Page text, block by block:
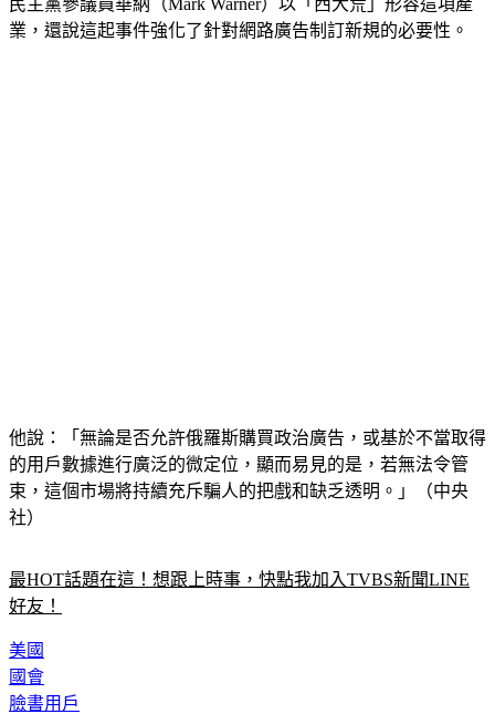
民主黨參議員華納（Mark Warner）以「西大荒」形容這項產
業，還說這起事件強化了針對網路廣告制訂新規的必要性。
他說：「無論是否允許俄羅斯購買政治廣告，或基於不當取得
的用戶數據進行廣泛的微定位，顯而易見的是，若無法令管
束，這個市場將持續充斥騙人的把戲和缺乏透明。」（中央
社）
最HOT話題在這！想跟上時事，快點我加入TVBS新聞LINE
好友！
美國
國會
臉書用戶